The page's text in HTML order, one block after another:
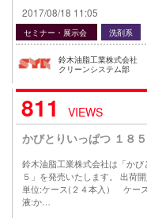
2017/08/18 11:05
セミナー・展示会 洗剤系
鈴木油脂工業株式会社
クリーンシステム部
811
VIEWS
かびとりいっぱつ １８
鈴木油脂工業株式会社は「かび
５」を発売いたします。 出荷
単位:ケース(２４本入） ケー
液:か…